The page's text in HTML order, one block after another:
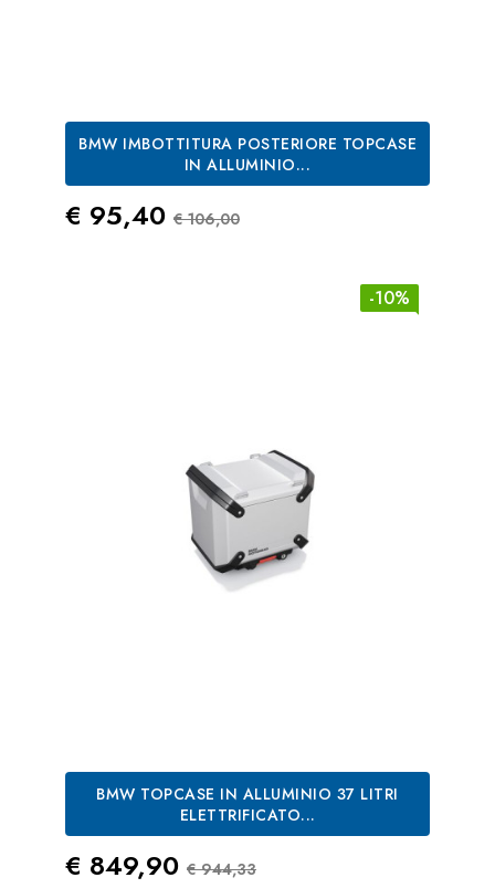
BMW IMBOTTITURA POSTERIORE TOPCASE
IN ALLUMINIO...
Prezzo
€ 95,40 Prezzo Standard
€ 106,00
-10%
BMW TOPCASE IN ALLUMINIO 37 LITRI
ELETTRIFICATO...
Prezzo
€ 849,90 Prezzo Standard
€ 944,33